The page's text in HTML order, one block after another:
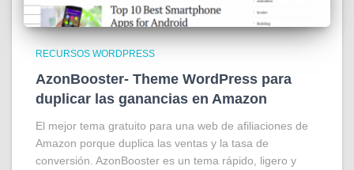
RECURSOS WORDPRESS
AzonBooster- Theme WordPress para
duplicar las ganancias en Amazon
El mejor tema gratuito para una web de afiliaciones de
Amazon porque duplica las ventas y la tasa de
conversión. AzonBooster es un tema rápido, ligero y